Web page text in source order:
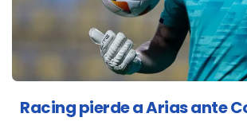
Racing pierde a Arias ante